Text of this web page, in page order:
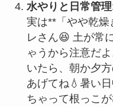
水やりと日常管理
実は**「やや乾
レさん😆 土が常
ゃうから注意だ
いたら、朝か夕
あげてね💧暑い
ちゃって根っこ